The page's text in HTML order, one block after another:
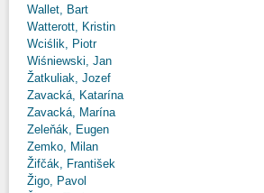
Wallet, Bart
Watterott, Kristin
Wciślik, Piotr
Wiśniewski, Jan
Žatkuliak, Jozef
Zavacká, Katarína
Zavacká, Marína
Zeleňák, Eugen
Zemko, Milan
Žifčák, František
Žigo, Pavol